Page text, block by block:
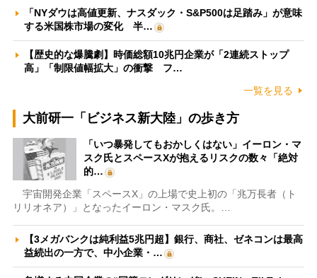
「NYダウは高値更新、ナスダック・S&P500は足踏み」が意味
する米国株市場の変化 半…
【歴史的な爆騰劇】時価総額10兆円企業が「2連続ストップ
高」「制限値幅拡大」の衝撃 フ…
一覧を見る
大前研一「ビジネス新大陸」の歩き方
「いつ暴発してもおかしくはない」イーロン・マ
スク氏とスペースXが抱えるリスクの数々「絶対
的…
宇宙開発企業「スペースX」の上場で史上初の「兆万長者（ト
リリオネア）」となったイーロン・マスク氏。…
【3メガバンクは純利益5兆円超】銀行、商社、ゼネコンは最高
益続出の一方で、中小企業・…